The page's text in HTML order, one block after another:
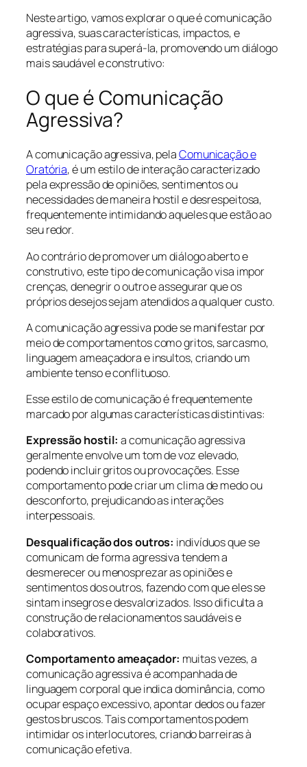
Neste artigo, vamos explorar o que é comunicação
agressiva, suas características, impactos, e
estratégias para superá-la, promovendo um diálogo
mais saudável e construtivo:
O que é Comunicação
Agressiva?
A comunicação agressiva, pelaComunicação e
Oratória, é um estilo de interação caracterizado
pela expressão de opiniões, sentimentos ou
necessidades de maneira hostil e desrespeitosa,
frequentemente intimidando aqueles que estão ao
seu redor.
Ao contrário de promover um diálogo aberto e
construtivo, este tipo de comunicação visa impor
crenças, denegrir o outro e assegurar que os
próprios desejos sejam atendidos a qualquer custo.
A comunicação agressiva pode se manifestar por
meio de comportamentos como gritos, sarcasmo,
linguagem ameaçadora e insultos, criando um
ambiente tenso e conflituoso.
Esse estilo de comunicação é frequentemente
marcado por algumas características distintivas:
Expressão hostil: a comunicação agressiva
geralmente envolve um tom de voz elevado,
podendo incluir gritos ou provocações. Esse
comportamento pode criar um clima de medo ou
desconforto, prejudicando as interações
interpessoais.
Desqualificação dos outros: indivíduos que se
comunicam de forma agressiva tendem a
desmerecer ou menosprezar as opiniões e
sentimentos dos outros, fazendo com que eles se
sintam insegros e desvalorizados. Isso dificulta a
construção de relacionamentos saudáveis e
colaborativos.
Comportamento ameaçador: muitas vezes, a
comunicação agressiva é acompanhada de
linguagem corporal que indica dominância, como
ocupar espaço excessivo, apontar dedos ou fazer
gestos bruscos. Tais comportamentos podem
intimidar os interlocutores, criando barreiras à
comunicação efetiva.